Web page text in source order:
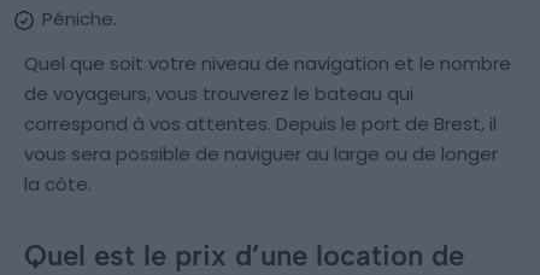
Péniche.
Quel que soit votre niveau de navigation et le nombre
de voyageurs, vous trouverez le bateau qui
correspond à vos attentes. Depuis le port de Brest, il
vous sera possible de naviguer au large ou de longer
la côte.
Quel est le prix d’une location de